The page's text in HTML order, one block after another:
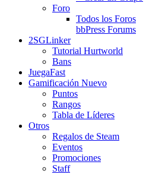
Foro
Todos los Foros
bbPress Forums
2SGLinker
Tutorial Hurtworld
Bans
JuegaFast
Gamificación Nuevo
Puntos
Rangos
Tabla de Líderes
Otros
Regalos de Steam
Eventos
Promociones
Staff